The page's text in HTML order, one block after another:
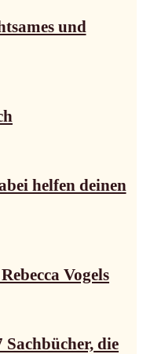
und
helfen deinen
Vogels
die